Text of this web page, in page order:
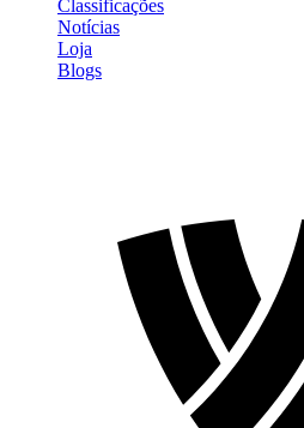
Classificações
Notícias
Loja
Blogs